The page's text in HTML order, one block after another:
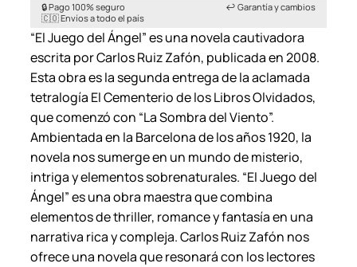
🔒 Pago 100% seguro
↩️ Garantía y cambios
🇨🇴 Envíos a todo el país
“El Juego del Ángel” es una novela cautivadora
escrita por Carlos Ruiz Zafón, publicada en 2008.
Esta obra es la segunda entrega de la aclamada
tetralogía El Cementerio de los Libros Olvidados,
que comenzó con “La Sombra del Viento”.
Ambientada en la Barcelona de los años 1920, la
novela nos sumerge en un mundo de misterio,
intriga y elementos sobrenaturales. “El Juego del
Ángel” es una obra maestra que combina
elementos de thriller, romance y fantasía en una
narrativa rica y compleja. Carlos Ruiz Zafón nos
ofrece una novela que resonará con los lectores